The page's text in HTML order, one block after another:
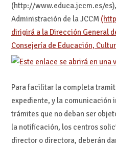
(http://www.educa.jccm.es/
Administración de la JCCM
dirigirá a la Dirección General
Consejería de Educación,
Para facilitar la completa
expediente, y la comunicación
trámites que no deban ser
la notificación, los centros
director o directora, deberán